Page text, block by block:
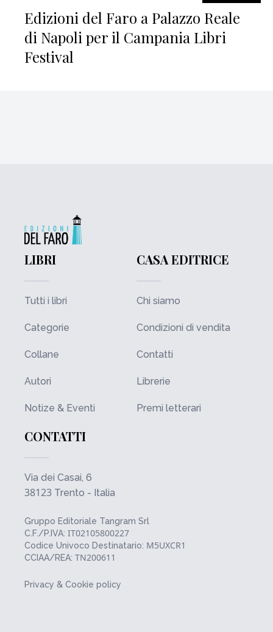
Edizioni del Faro a Palazzo Reale
di Napoli per il Campania Libri
Festival
LIBRI
Tutti i libri
Categorie
Collane
Autori
Notize & Eventi
CASA EDITRICE
Chi siamo
Condizioni di vendita
Contatti
Librerie
Premi letterari
CONTATTI
Via dei Casai, 6
38123 Trento - Italia
Gruppo Editoriale Tangram Srl
C.F./P.IVA: IT02105800227
Codice Univoco Destinatario: M5UXCR1
CCIAA/REA: TN200611
Privacy & Cookie policy